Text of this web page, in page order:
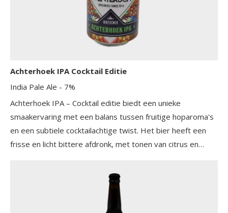
Achterhoek IPA Cocktail Editie
India Pale Ale - 7%
Achterhoek IPA – Cocktail editie biedt een unieke
smaakervaring met een balans tussen fruitige hoparoma's
en een subtiele cocktailachtige twist. Het bier heeft een
frisse en licht bittere afdronk, met tonen van citrus en
rijke en complexe smaakbeleving die zowel verrassend als